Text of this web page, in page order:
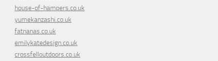
house-of-hampers.co.uk
yumekanzashi.co.uk
fatnanas.co.uk
emilykatedesign.co.uk
crossfelloutdoors.co.uk